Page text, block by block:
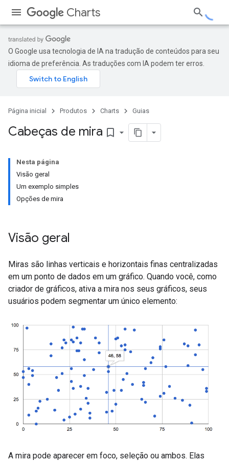
Charts
O Google usa tecnologia de IA na tradução de conteúdos para seu
idioma de preferência. As traduções com IA podem ter erros.
Página inicial Produtos Charts Guias
Cabeças de mira bookmark_border
Nesta página
Visão geral
Um exemplo simples
Opções de mira
Visão geral
Miras são linhas verticais e horizontais finas centralizadas
em um ponto de dados em um gráfico. Quando você, como
criador de gráficos, ativa a mira nos seus gráficos, seus
usuários podem segmentar um único elemento:
A mira pode aparecer em foco, seleção ou ambos. Elas